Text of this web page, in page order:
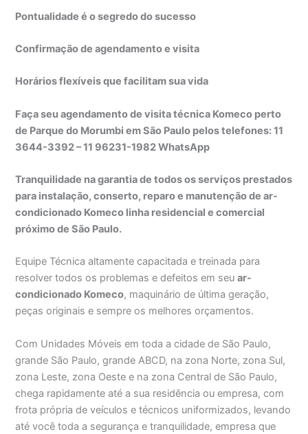
Pontualidade é o segredo do sucesso
Confirmação de agendamento e visita
Horários flexíveis que facilitam sua vida
Faça seu agendamento de visita técnica Komeco perto
de Parque do Morumbi em São Paulo pelos telefones: 11
3644-3392 – 11 96231-1982 WhatsApp
Tranquilidade na garantia de todos os serviços prestados
para instalação, conserto, reparo e manutenção de ar-
condicionado Komeco linha residencial e comercial
próximo de São Paulo.
Equipe Técnica altamente capacitada e treinada para
resolver todos os problemas e defeitos em seuar-
condicionado Komeco, maquinário de última geração,
peças originais e sempre os melhores orçamentos.
Com Unidades Móveis em toda a cidade de São Paulo,
grande São Paulo, grande ABCD, na zona Norte, zona Sul,
zona Leste, zona Oeste e na zona Central de São Paulo,
chega rapidamente até a sua residência ou empresa, com
frota própria de veículos e técnicos uniformizados, levando
até você toda a segurança e tranquilidade, empresa que